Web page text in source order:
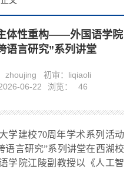
体性重构——外国语学院
语言研究”系列讲堂
zhoujing
初审：liqiaoli
06-22 浏览： 46
学建校70周年学术系列活动
语言研究”系列讲堂在西湖校
学院江陵副教授以《人工智